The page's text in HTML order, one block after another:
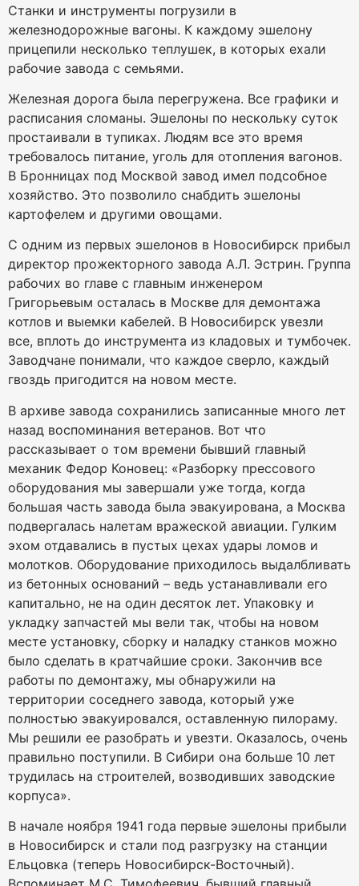
Станки и инструменты погрузили в
железнодорожные вагоны. К каждому эшелону
прицепили несколько теплушек, в которых ехали
рабочие завода с семьями.
Железная дорога была перегружена. Все графики и
расписания сломаны. Эшелоны по нескольку суток
простаивали в тупиках. Людям все это время
требовалось питание, уголь для отопления вагонов.
В Бронницах под Москвой завод имел подсобное
хозяйство. Это позволило снабдить эшелоны
картофелем и другими овощами.
С одним из первых эшелонов в Новосибирск прибыл
директор прожекторного завода А.Л. Эстрин. Группа
рабочих во главе с главным инженером
Григорьевым осталась в Москве для демонтажа
котлов и выемки кабелей. В Новосибирск увезли
все, вплоть до инструмента из кладовых и тумбочек.
Заводчане понимали, что каждое сверло, каждый
гвоздь пригодится на новом месте.
В архиве завода сохранились записанные много лет
назад воспоминания ветеранов. Вот что
рассказывает о том времени бывший главный
механик Федор Коновец: «Разборку прессового
оборудования мы завершали уже тогда, когда
большая часть завода была эвакуирована, а Москва
подвергалась налетам вражеской авиации. Гулким
эхом отдавались в пустых цехах удары ломов и
молотков. Оборудование приходилось выдалбливать
из бетонных оснований – ведь устанавливали его
капитально, не на один десяток лет. Упаковку и
укладку запчастей мы вели так, чтобы на новом
месте установку, сборку и наладку станков можно
было сделать в кратчайшие сроки. Закончив все
работы по демонтажу, мы обнаружили на
территории соседнего завода, который уже
полностью эвакуировался, оставленную пилораму.
Мы решили ее разобрать и увезти. Оказалось, очень
правильно поступили. В Сибири она больше 10 лет
трудилась на строителей, возводивших заводские
корпуса».
В начале ноября 1941 года первые эшелоны прибыли
в Новосибирск и стали под разгрузку на станции
Ельцовка (теперь Новосибирск-Восточный).